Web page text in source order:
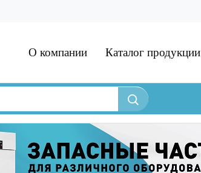
О компании Каталог продукции